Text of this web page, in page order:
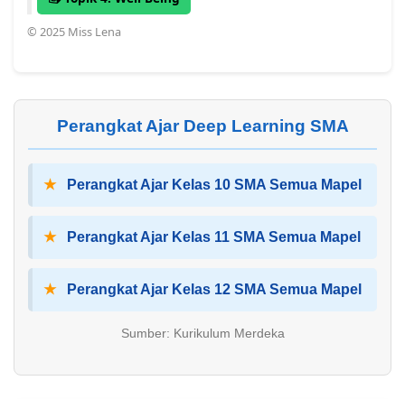
© 2025 Miss Lena
Perangkat Ajar Deep Learning SMA
★ Perangkat Ajar Kelas 10 SMA Semua Mapel
★ Perangkat Ajar Kelas 11 SMA Semua Mapel
★ Perangkat Ajar Kelas 12 SMA Semua Mapel
Sumber: Kurikulum Merdeka